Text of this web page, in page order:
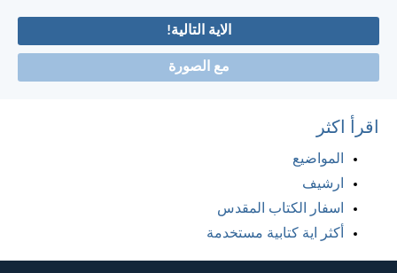
الاية التالية!
مع الصورة
اقرأ اكثر
المواضيع
ارشيف
اسفار الكتاب المقدس
أكثر اية كتابية مستخدمة